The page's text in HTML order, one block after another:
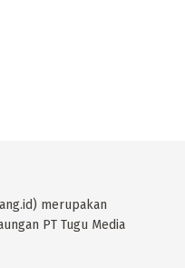
merupakan
PT Tugu Media